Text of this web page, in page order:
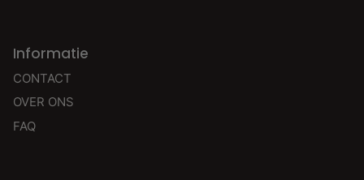
Informatie
CONTACT
OVER ONS
FAQ